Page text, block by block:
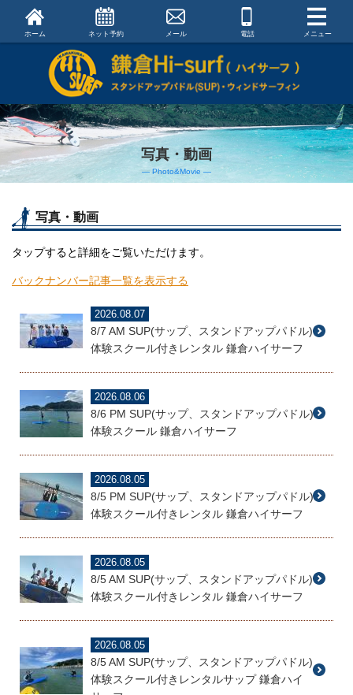
ホーム ネット予約 メール 電話 メニュー
写真・動画
― Photo&Movie ―
写真・動画
タップすると詳細をご覧いただけます。
バックナンバー記事一覧を表示する
2026.08.07
8/7 AM SUP(サップ、スタンドアップパドル)
体験スクール付きレンタル 鎌倉ハイサーフ
2026.08.06
8/6 PM SUP(サップ、スタンドアップパドル)
体験スクール 鎌倉ハイサーフ
2026.08.05
8/5 PM SUP(サップ、スタンドアップパドル)
体験スクール付きレンタル 鎌倉ハイサーフ
2026.08.05
8/5 AM SUP(サップ、スタンドアップパドル)
体験スクール付きレンタル 鎌倉ハイサーフ
2026.08.05
8/5 AM SUP(サップ、スタンドアップパドル)
体験スクール付きレンタルサップ 鎌倉ハイ